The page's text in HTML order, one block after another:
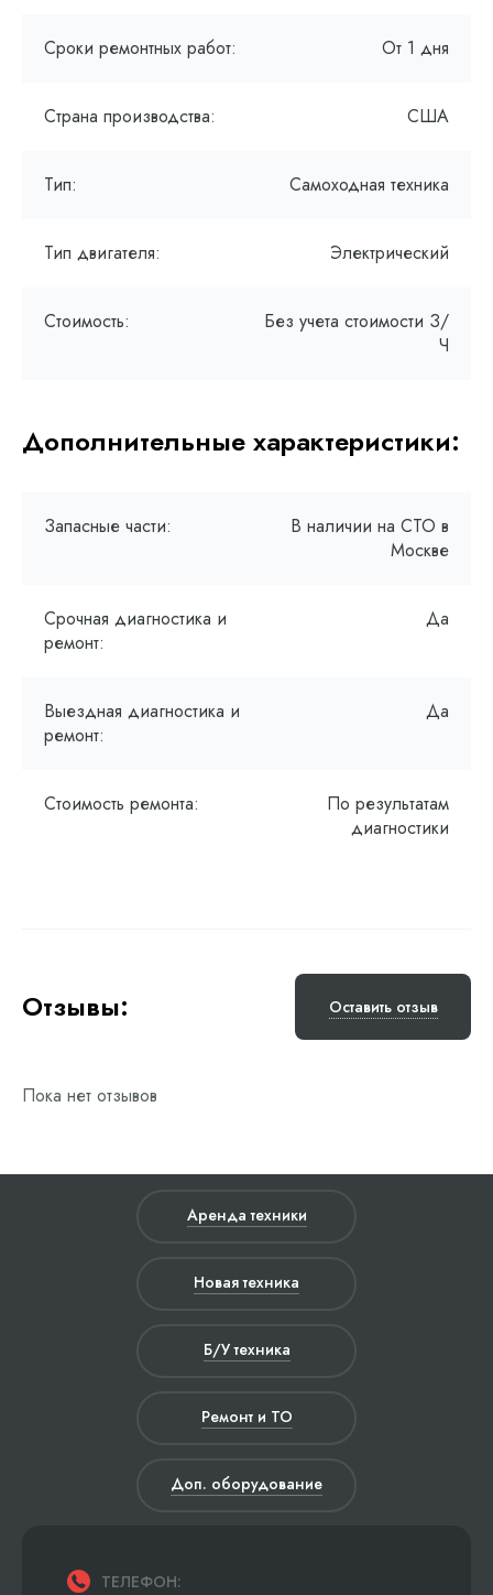
Сроки ремонтных работ: От 1 дня
Страна производства: США
Тип: Самоходная техника
Тип двигателя: Электрический
Стоимость:
Без учета стоимости З/
Ч
Дополнительные характеристики:
Запасные части:
В наличии на СТО в
Москве
Срочная диагностика и
ремонт:
Да
Выездная диагностика и
ремонт:
Да
Стоимость ремонта:
По результатам
диагностики
Отзывы: Оставить отзыв
Пока нет отзывов
Аренда техники
Новая техника
Б/У техника
Ремонт и ТО
Доп. оборудование
ТЕЛЕФОН: